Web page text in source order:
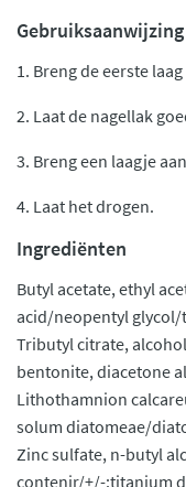
Gebruiksaanwijzing
1. Breng de eerste laag
2. Laat de nagellak
3. Breng een laagje
4. Laat het drogen.
Ingrediënten
Butyl acetate, ethyl
acid/neopentyl
Tributyl citrate,
bentonite, diacetone
Lithothamnion
solum diatomeae/
Zinc sulfate, n-butyl
contenir/+/-:titanium